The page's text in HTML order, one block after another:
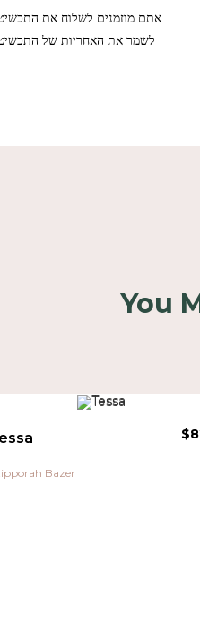
אתם מוזמנים לשלוח את
לשמר את האחריות של
You
Bazer
$